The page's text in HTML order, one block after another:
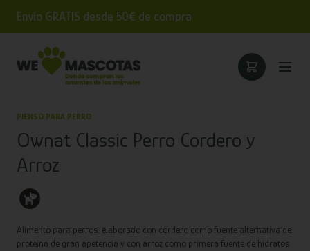
Envío GRATIS desde 50€ de compra
PIENSO PARA PERRO
Ownat Classic Perro Cordero y
Arroz
Alimento para perros, elaborado con cordero como fuente alternativa de
proteína de gran apetencia y con arroz como primera fuente de hidratos